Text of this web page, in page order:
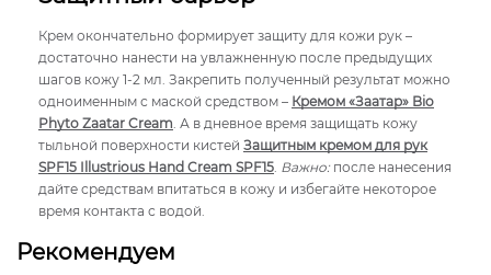
Крем окончательно формирует защиту для кожи рук –
достаточно нанести на увлажненную после предыдущих
шагов кожу 1-2 мл. Закрепить полученный результат можно
одноименным с маской средством – Кремом «Заатар» Bio
Phyto Zaatar Cream . А в дневное время защищать кожу
тыльной поверхности кистей Защитным кремом для рук
SPF15 Illustrious Hand Cream SPF15 Важно:после нанесения
дайте средствам впитаться в кожу и избегайте некоторое
время контакта с водой.
Рекомендуем